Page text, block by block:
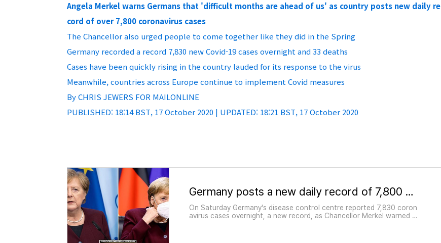
Angela Merkel warns Germans that 'difficult months are ahead of us' as country posts new daily re
cord of over 7,800 coronavirus cases
The Chancellor also urged people to come together like they did in the Spring
Germany recorded a record 7,830 new Covid-19 cases overnight and 33 deaths
Cases have been quickly rising in the country lauded for its response to the virus
Meanwhile, countries across Europe continue to implement Covid measures
By CHRIS JEWERS FOR MAILONLINE
PUBLISHED: 18:14 BST, 17 October 2020 | UPDATED: 18:21 BST, 17 October 2020
Germany posts a new daily record of 7,800 coronavirus cases
On Saturday Germany's disease control centre reported 7,830 coron
avirus cases overnight, a new record, as Chancellor Merkel warned ci